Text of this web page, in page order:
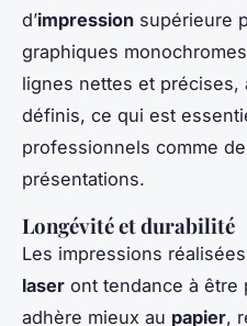
d’impression supérieure
graphiques
lignes nettes et précises,
définis, ce qui est
professionnels comme
présentations.
Longévité et durabilité
Les impressions
laser ont tendance à être
adhère mieux au papier,